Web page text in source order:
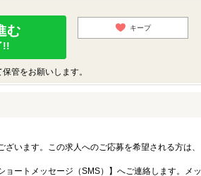
む
!!
キープ
管をお願いします。
います。この求人へのご応募を希望される方は
ートメッセージ（SMS）】へご連絡します。メ